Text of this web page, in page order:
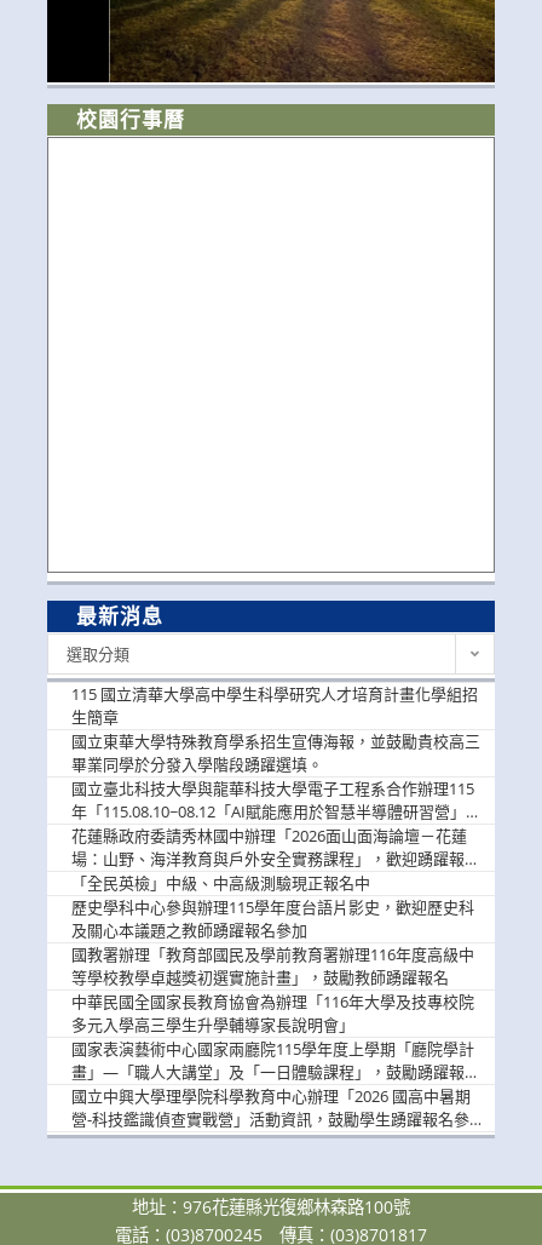
校園行事曆
最新消息
選取分類
115 國立清華大學高中學生科學研究人才培育計畫化學組招
生簡章
國立東華大學特殊教育學系招生宣傳海報，並鼓勵貴校高三
畢業同學於分發入學階段踴躍選填。
國立臺北科技大學與龍華科技大學電子工程系合作辦理115
年「115.08.10~08.12「AI賦能應用於智慧半導體研習營」，
歡迎學生踴躍報名參加
花蓮縣政府委請秀林國中辦理「2026面山面海論壇－花蓮
場：山野、海洋教育與戶外安全實務課程」，歡迎踴躍報名
參加
「全民英檢」中級、中高級測驗現正報名中
歷史學科中心參與辦理115學年度台語片影史，歡迎歷史科
及關心本議題之教師踴躍報名參加
國教署辦理「教育部國民及學前教育署辦理116年度高級中
等學校教學卓越獎初選實施計畫」，鼓勵教師踴躍報名
中華民國全國家長教育協會為辦理「116年大學及技專校院
多元入學高三學生升學輔導家長說明會」
國家表演藝術中心國家兩廳院115學年度上學期「廳院學計
畫」—「職人大講堂」及「一日體驗課程」，鼓勵踴躍報名
參與。
國立中興大學理學院科學教育中心辦理「2026 國高中暑期
營-科技鑑識偵查實戰營」活動資訊，鼓勵學生踴躍報名參
加。
地址：976花蓮縣光復鄉林森路100號
電話：(03)8700245
傳真：(03)8701817